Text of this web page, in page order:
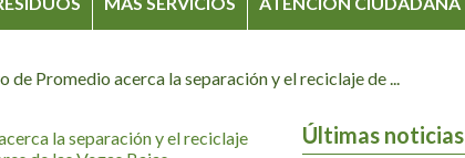
Promedio acerca la separación y el reciclaje de ...
Últimas noticias